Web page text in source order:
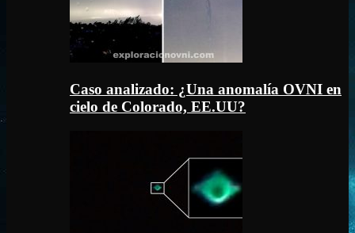
Caso analizado: ¿Una anomalía OVNI en
cielo de Colorado, EE.UU?